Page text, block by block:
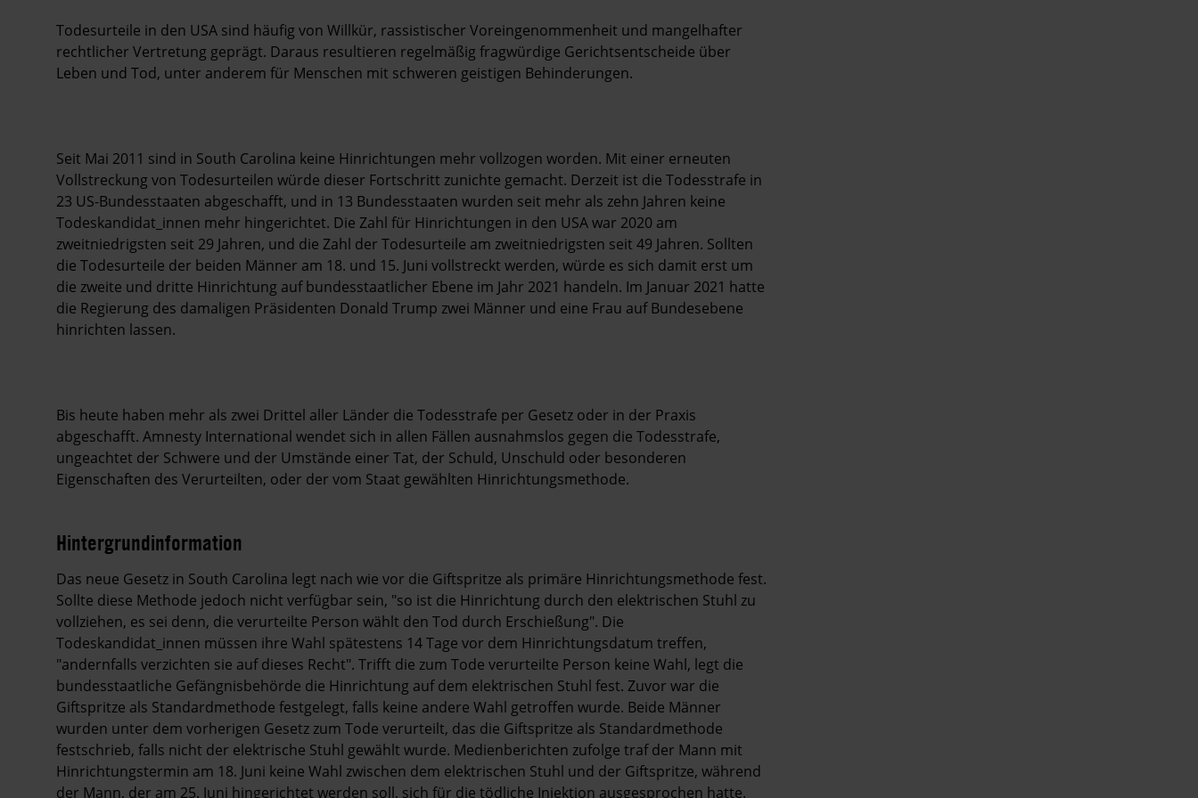
Todesurteile in den USA sind häufig von Willkür, rassistischer Voreingenommenheit und mangelhafter
rechtlicher Vertretung geprägt. Daraus resultieren regelmäßig fragwürdige Gerichtsentscheide über
Leben und Tod, unter anderem für Menschen mit schweren geistigen Behinderungen.
Seit Mai 2011 sind in South Carolina keine Hinrichtungen mehr vollzogen worden. Mit einer erneuten
Vollstreckung von Todesurteilen würde dieser Fortschritt zunichte gemacht. Derzeit ist die Todesstrafe in
23 US-Bundesstaaten abgeschafft, und in 13 Bundesstaaten wurden seit mehr als zehn Jahren keine
Todeskandidat_innen mehr hingerichtet. Die Zahl für Hinrichtungen in den USA war 2020 am
zweitniedrigsten seit 29 Jahren, und die Zahl der Todesurteile am zweitniedrigsten seit 49 Jahren. Sollten
die Todesurteile der beiden Männer am 18. und 15. Juni vollstreckt werden, würde es sich damit erst um
die zweite und dritte Hinrichtung auf bundesstaatlicher Ebene im Jahr 2021 handeln. Im Januar 2021 hatte
die Regierung des damaligen Präsidenten Donald Trump zwei Männer und eine Frau auf Bundesebene
hinrichten lassen.
Bis heute haben mehr als zwei Drittel aller Länder die Todesstrafe per Gesetz oder in der Praxis
abgeschafft. Amnesty International wendet sich in allen Fällen ausnahmslos gegen die Todesstrafe,
ungeachtet der Schwere und der Umstände einer Tat, der Schuld, Unschuld oder besonderen
Eigenschaften des Verurteilten, oder der vom Staat gewählten Hinrichtungsmethode.
Hintergrundinformation
Hintergrund
Das neue Gesetz in South Carolina legt nach wie vor die Giftspritze als primäre Hinrichtungsmethode fest.
Sollte diese Methode jedoch nicht verfügbar sein, "so ist die Hinrichtung durch den elektrischen Stuhl zu
vollziehen, es sei denn, die verurteilte Person wählt den Tod durch Erschießung". Die
Todeskandidat_innen müssen ihre Wahl spätestens 14 Tage vor dem Hinrichtungsdatum treffen,
"andernfalls verzichten sie auf dieses Recht". Trifft die zum Tode verurteilte Person keine Wahl, legt die
bundesstaatliche Gefängnisbehörde die Hinrichtung auf dem elektrischen Stuhl fest. Zuvor war die
Giftspritze als Standardmethode festgelegt, falls keine andere Wahl getroffen wurde. Beide Männer
wurden unter dem vorherigen Gesetz zum Tode verurteilt, das die Giftspritze als Standardmethode
festschrieb, falls nicht der elektrische Stuhl gewählt wurde. Medienberichten zufolge traf der Mann mit
Hinrichtungstermin am 18. Juni keine Wahl zwischen dem elektrischen Stuhl und der Giftspritze, während
der Mann, der am 25. Juni hingerichtet werden soll, sich für die tödliche Injektion ausgesprochen hatte.